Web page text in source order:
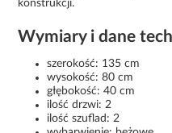
konstrukcji.
Wymiary i dane
szerokość: 135 cm
wysokość: 80 cm
głębokość: 40 cm
ilość drzwi: 2
ilość szuflad: 2